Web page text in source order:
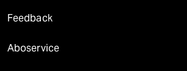
Feedback
Aboservice